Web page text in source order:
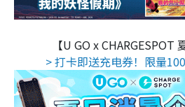
【U GO x CHARGESPOT
> 打卡即送充电券！限量